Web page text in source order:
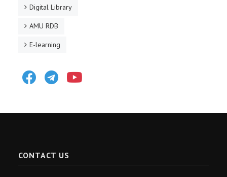
Digital Library
AMU RDB
E-learning
FacebookTelegram
CONTACT US